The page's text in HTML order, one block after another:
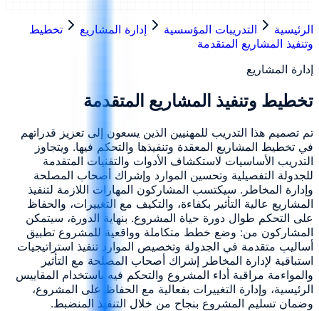
الرئيسية التدريبات المؤسسية إدارة المشاريع
تخطيط
وتنفيذ المشاريع المتقدمة
إدارة المشاريع
تخطيط وتنفيذ المشاريع المتقدمة
تم تصميم هذا التدريب للمهنيين الذين يسعون إلى تعزيز قدراتهم
في تخطيط المشاريع المعقدة وتنفيذها والتحكم فيها. ويتجاوز
التدريب الأساسيات لاستكشاف الأدوات والتقنيات المتقدمة
للجدولة التفصيلية وتحسين الموارد وإشراك أصحاب المصلحة
وإدارة المخاطر. سيكتسب المشاركون المهارات اللازمة لتنفيذ
المشاريع عالية التأثير بكفاءة، والتكيف مع التغييرات، والحفاظ
على التحكم طوال دورة حياة المشروع. بنهاية الدورة، سيتمكن
المشاركون من: وضع خطط متكاملة وواقعية للمشروع تطبيق
أساليب متقدمة في الجدولة وتخصيص الموارد تنفيذ استراتيجيات
استباقية لإدارة المخاطر إشراك أصحاب المصلحة مع التأثير
والمواءمة مراقبة أداء المشروع والتحكم فيه باستخدام المقاييس
الرئيسية، وإدارة التغييرات بفعالية مع الحفاظ على المشروع،
وضمان تسليم المشروع بنجاح من خلال التنفيذ المنضبط.